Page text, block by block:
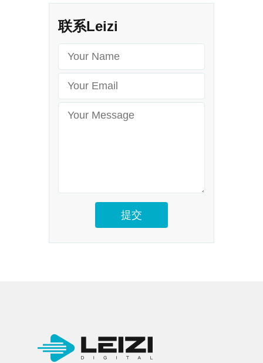
你想通过独立网站获取网站询盘，
联系Leizi